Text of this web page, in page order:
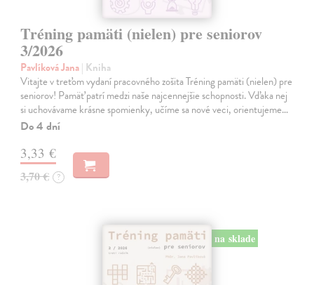
Tréning pamäti (nielen) pre seniorov
3/2026
Pavlíková Jana| Kniha
Vitajte v treťom vydaní pracovného zošita Tréning pamäti (nielen) pre
seniorov! Pamäť patrí medzi naše najcennejšie schopnosti. Vďaka nej
si uchovávame krásne spomienky, učíme sa nové veci, orientujeme…
Do 4 dní
3,33 €
3,70 € ?
na sklade